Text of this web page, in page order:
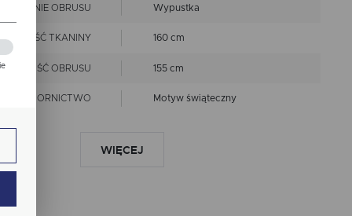
OBRUSU Wypustka
TKANINY 160 cm
OBRUSU 155 cm
WZORNICTWO Motyw świąteczny
WIĘCEJ